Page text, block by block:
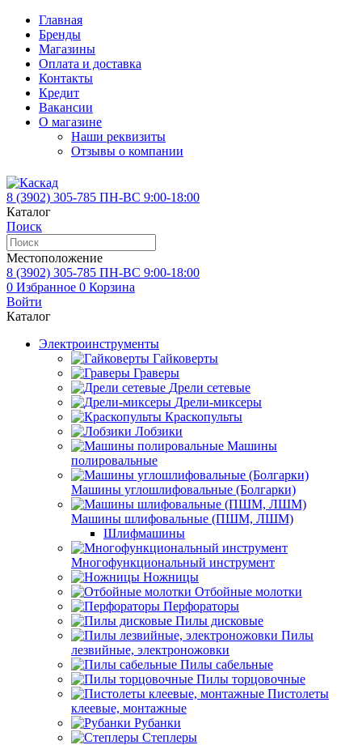
Главная
Бренды
Магазины
Оплата и доставка
Контакты
Кредит
Вакансии
О магазине
Наши реквизиты
Отзывы о компании
8 (3902) 305-785 ПН-ВС 9:00-18:00
Каталог
Поиск
Местоположение
8 (3902) 305-785 ПН-ВС 9:00-18:00
0 Избранное 0 Корзина
Войти
Каталог
Электроинструменты
Гайковерты
Граверы
Дрели сетевые
Дрели-миксеры
Краскопульты
Лобзики
Машины
полировальные
Машины углошлифовальные (Болгарки)
Машины шлифовальные (ПШМ, ЛШМ)
Шлифмашины
Многофункциональный инструмент
Ножницы
Отбойные молотки
Перфораторы
Пилы дисковые
Пилы
лезвийные, электроножовки
Пилы сабельные
Пилы торцовочные
Пистолеты
клеевые, монтажные
Рубанки
Степлеры